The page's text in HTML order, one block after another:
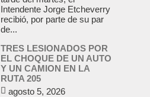
Intendente Jorge Etcheverry
recibió, por parte de su par
de...
TRES LESIONADOS POR
EL CHOQUE DE UN AUTO
Y UN CAMION EN LA
RUTA 205
agosto 5, 2026